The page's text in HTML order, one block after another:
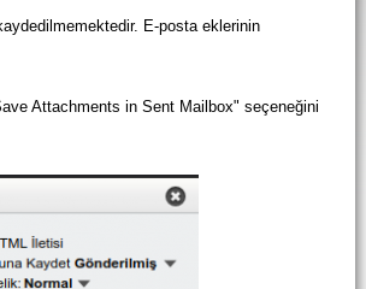
E-posta eklerinin
Attachments in Sent Mailbox" seçeneğini